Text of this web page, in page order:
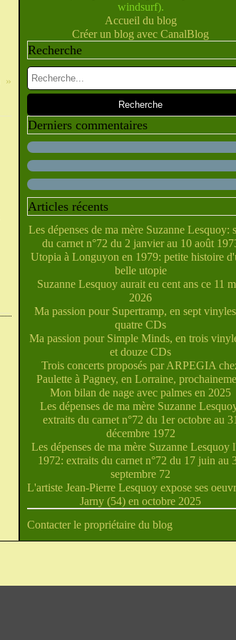
Février(10)
Janvier(14)
Mars(9)
Février(10)
Janvier(10)
Avril(5)
Mars(5)
Février(7)
Mai(10)
Avril(5)
Mars(6)
Janvier(6)
Juin(28)
Mai(28)
Avril(21)
Février(31)
Juillet(40)
Juin(27)
Mai(31)
Mars(38)
Janvier(35)
windsurf).
Accueil du blog
Créer un blog avec CanalBlog
Recherche
Derniers commentaires
Articles récents
Les dépenses de ma mère Suzanne Lesquoy:
du carnet n°72 du 2 janvier au 10 août
Utopia à Longuyon en 1979: petite histoire
belle utopie
Suzanne Lesquoy aurait eu cent ans ce 11
2026
Ma passion pour Supertramp, en sept
quatre CDs
Ma passion pour Simple Minds, en trois
et douze CDs
Trois concerts proposés par ARPEGIA
Paulette à Pagney, en Lorraine,
Mon bilan de nage avec palmes en 2025
Les dépenses de ma mère Suzanne
extraits du carnet n°72 du 1er octobre au
décembre 1972
Les dépenses de ma mère Suzanne Lesquoy
1972: extraits du carnet n°72 du 17 juin au
septembre 72
L'artiste Jean-Pierre Lesquoy expose ses
Jarny (54) en octobre 2025
Contacter le propriétaire du blog